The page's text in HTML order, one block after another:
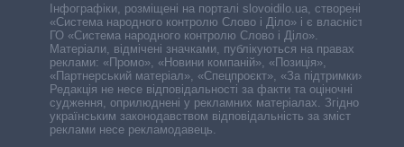
Інфографіки, розміщені на порталі slovoidilo.ua, створені ГО
«Система народного контролю Слово і Діло» і є власністю
ГО «Система народного контролю Слово і Діло».
Матеріали, відмічені значками, публікуються на правах
реклами: «Промо», «Новини компаній», «Позиція»,
«Партнерський матеріал», «Спецпроєкт», «За підтримки».
Редакція не несе відповідальності за факти та оціночні
судження, оприлюднені у рекламних матеріалах. Згідно з
українським законодавством відповідальність за зміст
реклами несе рекламодавець.